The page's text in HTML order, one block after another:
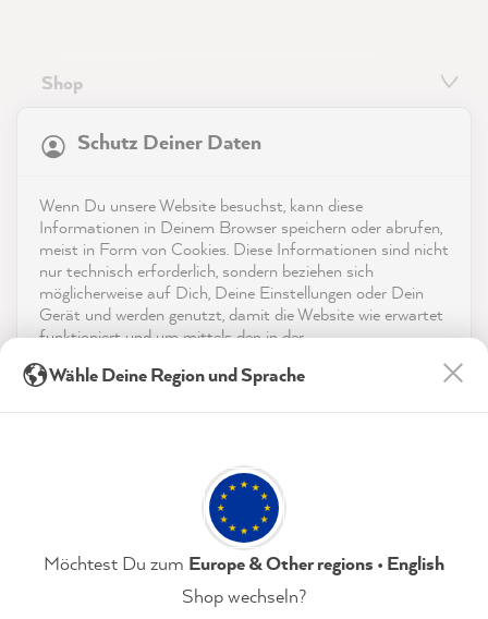
Shop
Service
Kontakt
App herunterladen
Auszeichnungen
Schutz Deiner Daten
Wenn Du unsere Website besuchst, kann diese
Informationen in Deinem Browser speichern oder abrufen,
meist in Form von Cookies. Diese Informationen sind nicht
nur technisch erforderlich, sondern beziehen sich
möglicherweise auf Dich, Deine Einstellungen oder Dein
Gerät und werden genutzt, damit die Website wie erwartet
funktioniert und um mittels den in der
der Webseite für deren Optimierung zu analysieren sowie
(jederzeit widerruflich) diesen Datenverarbeitungen
Datenschutzerklärung Impressum Einstellungen
reviews-io
Verifizierter Kunde
Bin mit allem super zufrieden . Hat alles
Teilen
Mira B
Verifizierter Kunde
Wähle Deine Region und Sprache
Möchtest Du zum Europe & Other regions • English
Shop wechseln?